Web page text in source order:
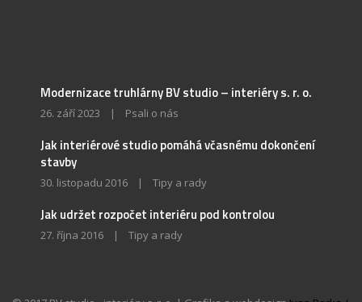
Modernizace truhlárny BV studio – interiéry s. r. o.
26. září 2023 | Psali o nás
Jak interiérové studio pomáhá včasnému dokončení
stavby
30. listopadu 2016 | Tipy a rady
Jak udržet rozpočet interiéru pod kontrolou
27. října 2016 | Tipy a rady